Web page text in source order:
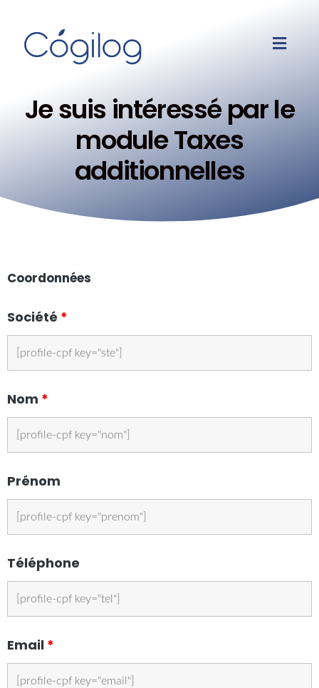
Je suis intéressé par le
module Taxes
additionnelles
Coordonnées
Société *
Nom *
Prénom
Téléphone
Email *